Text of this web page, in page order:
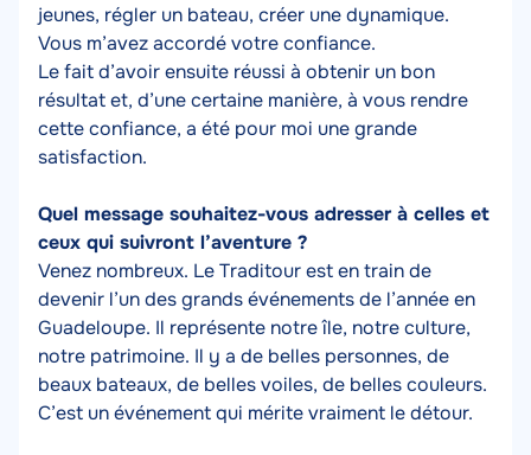
jeunes, régler un bateau, créer une dynamique.
Vous m’avez accordé votre confiance.
Le fait d’avoir ensuite réussi à obtenir un bon
résultat et, d’une certaine manière, à vous rendre
cette confiance, a été pour moi une grande
satisfaction.
Quel message souhaitez-vous adresser à celles et
ceux qui suivront l’aventure ?
Venez nombreux. Le Traditour est en train de
devenir l’un des grands événements de l’année en
Guadeloupe. Il représente notre île, notre culture,
notre patrimoine. Il y a de belles personnes, de
beaux bateaux, de belles voiles, de belles couleurs.
C’est un événement qui mérite vraiment le détour.